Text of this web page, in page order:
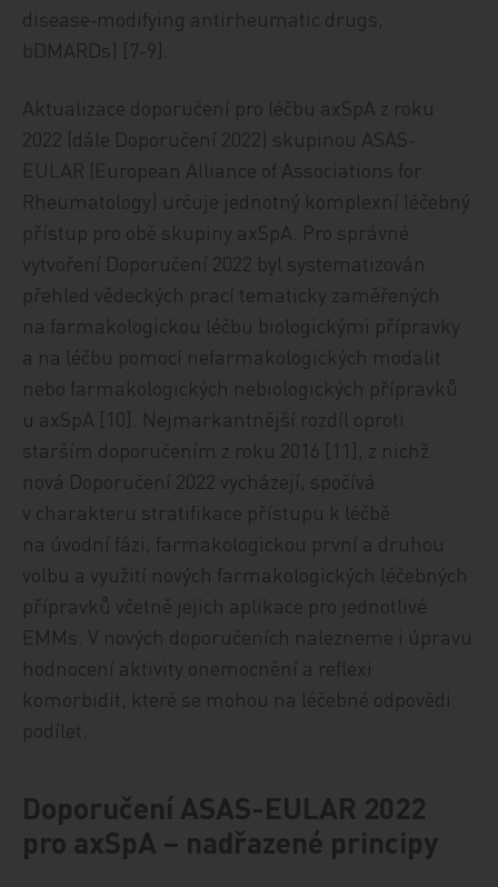
disease‑modifying antirheumatic drugs,
bDMARDs) [7-9].
Aktualizace doporučení pro léčbu axSpA z roku
2022 (dále Doporučení 2022) skupinou ASAS-
EULAR (Euro­pean Alliance of Associations for
Rheumatology) určuje jednotný komplexní léčebný
přístup pro obě skupiny axSpA. Pro správné
vytvoření Doporučení 2022 byl systematizován
přehled vědeckých prací tematicky zaměřených
na farmakologickou léčbu biologickými přípravky
a na léčbu pomocí nefarmakologických modalit
nebo farmakologických nebiologických přípravků
u axSpA [10]. Nejmarkantnější rozdíl oproti
starším doporučením z roku 2016 [11], z nichž
nová Doporučení 2022 vycházejí, spočívá
v charakteru stratifikace přístupu k léčbě
na úvodní fázi, farmakologickou první a druhou
volbu a využití nových farmakologických léčebných
přípravků včetně jejich aplikace pro jednotlivé
EMMs. V nových doporučeních nalezneme i úpravu
hodnocení aktivity onemocnění a reflexi
komorbidit, které se mohou na léčebné odpovědi
podílet.
Doporučení ASAS-EULAR 2022
pro axSpA – nadřazené principy